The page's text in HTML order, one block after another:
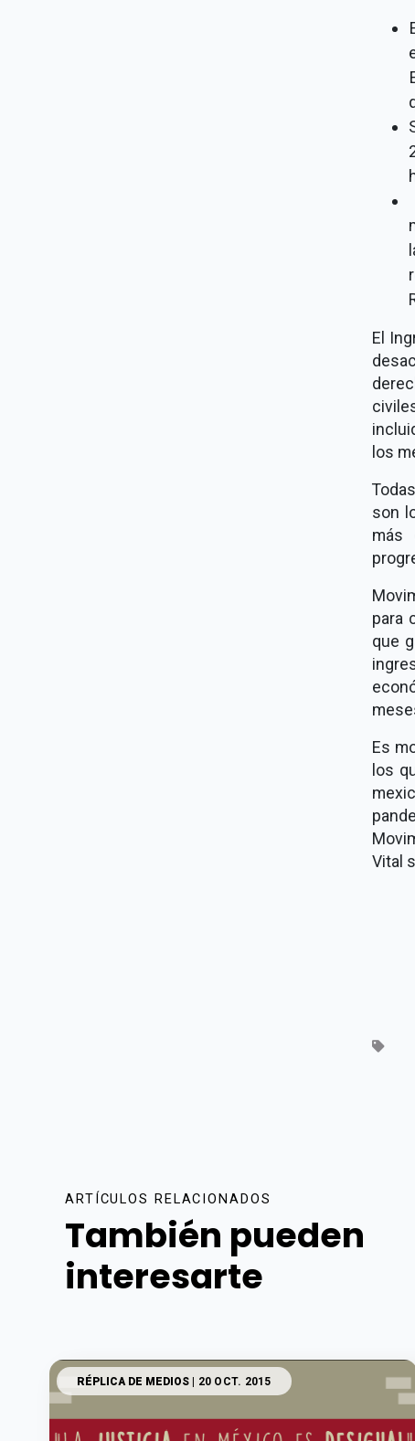
El
los
son
más
para
que
Es
los
Vital
ARTÍCULOS RELACIONADOS
También pueden
interesarte
RÉPLICA DE MEDIOS | 20 OCT. 2015